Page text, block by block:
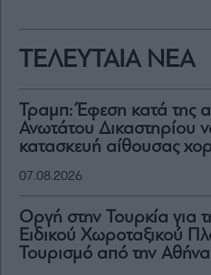
ΤΕΛΕΥΤΑΙΑ ΝΕΑ
Τραμπ: Έφεση κατά της
Ανωτάτου Δικαστηρίου
κατασκευή αίθουσας
07.08.2026
Οργή στην Τουρκία για
Ειδικού Χωροταξικού
Τουρισμό από την Αθήνα